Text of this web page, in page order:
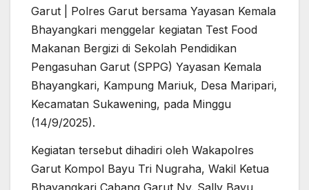
Garut | Polres Garut bersama Yayasan Kemala
Bhayangkari menggelar kegiatan Test Food
Makanan Bergizi di Sekolah Pendidikan
Pengasuhan Garut (SPPG) Yayasan Kemala
Bhayangkari, Kampung Mariuk, Desa Maripari,
Kecamatan Sukawening, pada Minggu
(14/9/2025).
Kegiatan tersebut dihadiri oleh Wakapolres
Garut Kompol Bayu Tri Nugraha, Wakil Ketua